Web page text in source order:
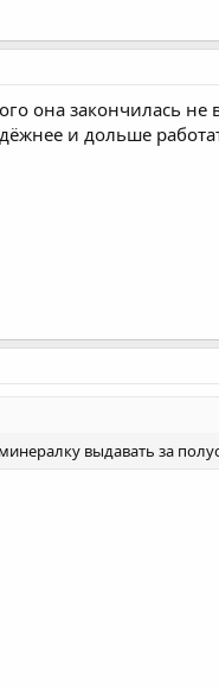
она закончилась
и дольше
выдавать за